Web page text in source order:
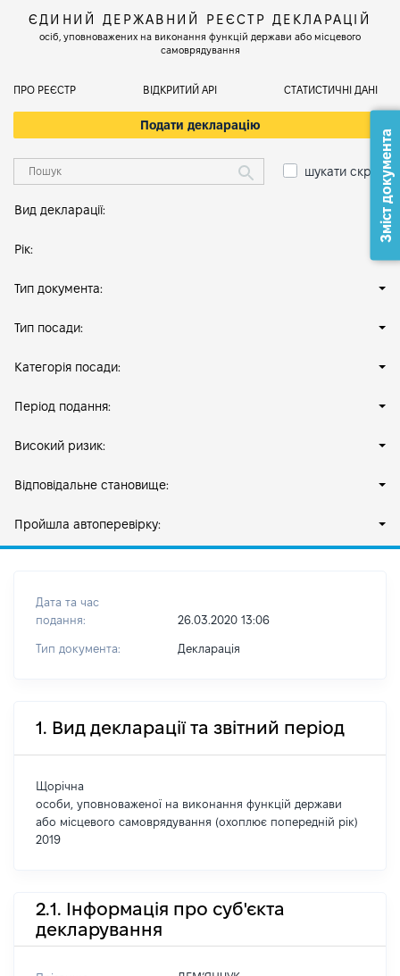
ЄДИНИЙ ДЕРЖАВНИЙ РЕЄСТР ДЕКЛАРАЦІЙ
осіб, уповноважених на виконання функцій держави або місцевого
самоврядування
ПРО РЕЄСТР ВІДКРИТИЙ АРІ СТАТИСТИЧНІ ДАНІ
Подати декларацію
шукати скрізь
Вид декларації:
Рік:
Тип документа:
Тип посади:
Категорія посади:
Період подання:
Високий ризик:
Відповідальне становище:
Пройшла автоперевірку:
Дата та час
подання:
26.03.2020 13:06
Тип документа: Декларація
1. Вид декларації та звітний період
Щорічна
особи, уповноваженої на виконання функцій держави
або місцевого самоврядування (охоплює попередній рік)
2019
2.1. Інформація про суб'єкта
декларування
Зміст документа